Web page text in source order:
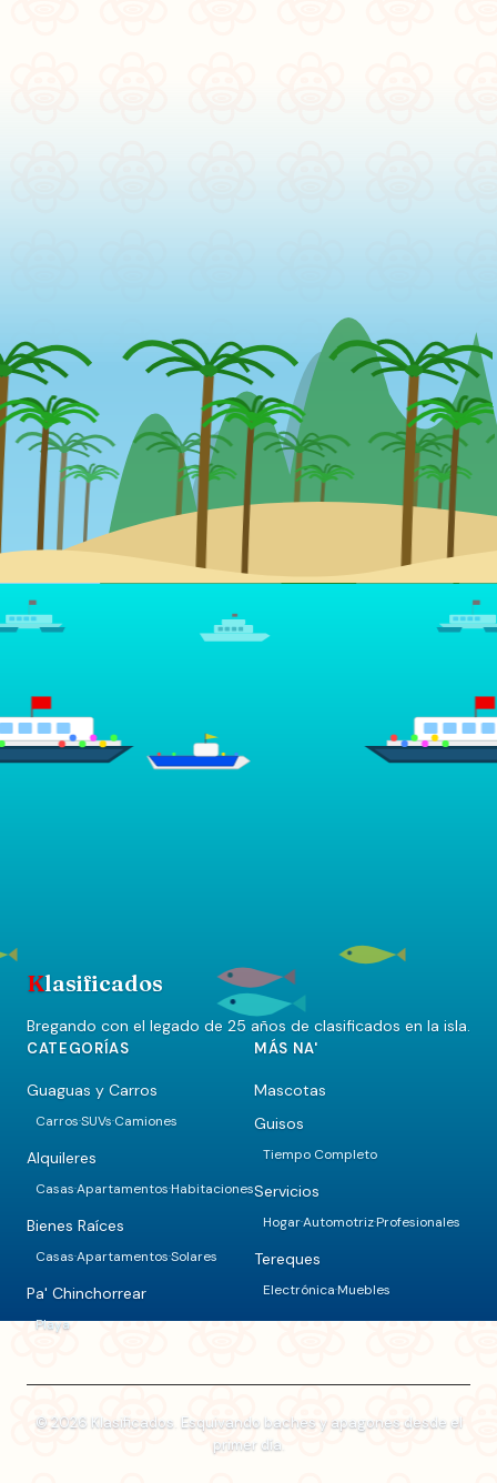
Klasificados
Bregando con el legado de 25 años de clasificados en la isla.
CATEGORÍAS
Guaguas y Carros
Carros·SUVs·Camiones
Alquileres
Casas·Apartamentos·Habitaciones
Bienes Raíces
Casas·Apartamentos·Solares
Pa' Chinchorrear
Playa
MÁS NA'
Mascotas
Guisos
Tiempo Completo
Servicios
Hogar·Automotriz·Profesionales
Tereques
Electrónica·Muebles
© 2026 Klasificados. Esquivando baches y apagones desde el
primer día.